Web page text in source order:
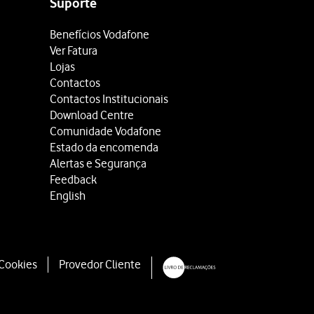
Benefícios Vodafone
Ver Fatura
Lojas
Contactos
Contactos Institucionais
Download Centre
Comunidade Vodafone
Estado da encomenda
Alertas e Segurança
Feedback
English
Provedor Cliente